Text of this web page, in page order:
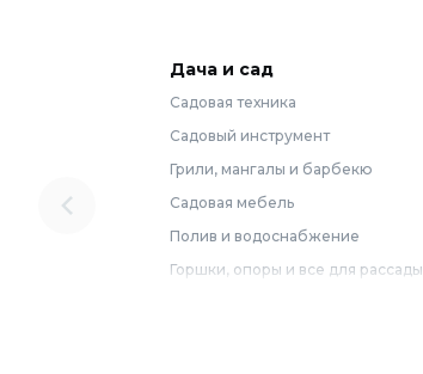
Дача и сад
Садовая техника
Садовый инструмент
Грили, мангалы и барбекю
Садовая мебель
Полив и водоснабжение
Горшки, опоры и все для рассады